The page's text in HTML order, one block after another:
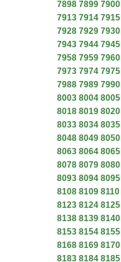
7898 7899 7900
7913 7914 7915
7928 7929 7930
7943 7944 7945
7958 7959 7960
7973 7974 7975
7988 7989 7990
8003 8004 8005
8018 8019 8020
8033 8034 8035
8048 8049 8050
8063 8064 8065
8078 8079 8080
8093 8094 8095
8108 8109 8110
8123 8124 8125
8138 8139 8140
8153 8154 8155
8168 8169 8170
8183 8184 8185